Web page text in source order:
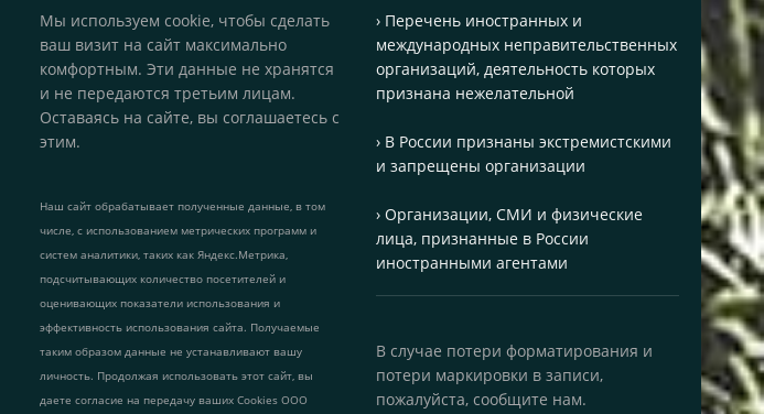
Мы используем cookie, чтобы сделать
ваш визит на сайт максимально
комфортным. Эти данные не хранятся
и не передаются третьим лицам.
Оставаясь на сайте, вы соглашаетесь с
этим.
Наш сайт обрабатывает полученные данные, в том
числе, с использованием метрических программ и
систем аналитики, таких как Яндекс.Метрика,
подсчитывающих количество посетителей и
оценивающих показатели использования и
эффективность использования сайта. Получаемые
таким образом данные не устанавливают вашу
личность. Продолжая использовать этот сайт, вы
даете согласие на передачу ваших Cookies ООО
› Перечень иностранных и
международных неправительственных
организаций, деятельность которых
признана нежелательной
› В России признаны экстремистскими
и запрещены организации
› Организации, СМИ и физические
лица, признанные в России
иностранными агентами
В случае потери форматирования и
потери маркировки в записи,
пожалуйста, сообщите нам.